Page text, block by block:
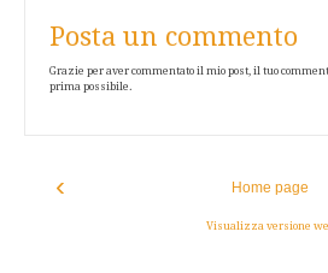
Posta un commento
Grazie per aver commentato il mio post, il tuo
prima possibile.
‹ Home page
Visualizza versione